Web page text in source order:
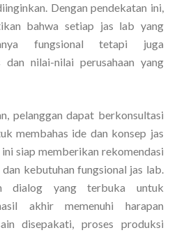
Dengan pendekatan ini,
bahwa setiap jas lab yang
fungsional tetapi juga
dan nilai-nilai perusahaan yang
pelanggan dapat berkonsultasi
membahas ide dan konsep jas
siap memberikan rekomendasi
kebutuhan fungsional jas lab.
dialog yang terbuka untuk
akhir memenuhi harapan
disepakati, proses produksi